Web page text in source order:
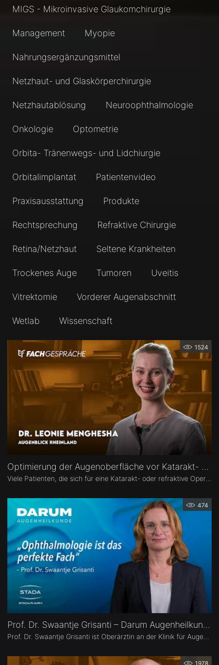
MIGS - Mikroinvasive Glaukomchirurgie
Management Myopie
Nahrungsergänzungsmittel
Netzhaut- und Glaskörperchirurgie
Netzhautablösung Neuroophthalmologie
Onkologie Optometrie
Orbita- Tränenwegs- und Lidchiurgie
Orbitalimplantat Patientenvideo
Praxisausstattung Produkte
Rechtsprechung Refraktive Chirurgie
Retina/Netzhaut Seltene Krankheiten
Trockenes Auge Tumoren Uveitis
Vitrektomie Vorderer Augenabschnitt
Wetlab Wissenschaft
1524
Optimierung der Augenoberfläche vor Katarakt- und Refraktiver Operation – Dr. Leonie Menghesha
474
Prof. Dr. Swaantje Grisanti – Darum Augenheilkunde
1978